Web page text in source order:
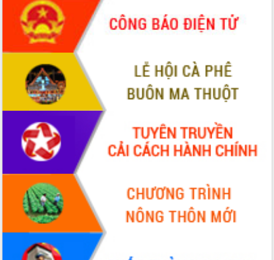
Giai đoạn 2026-2030, Đắk Lắk phấn
đấu có 77% xã đạt chuẩn nông thôn
Chuyển đổi số 'mở đường' cho nông
nghiệp Đắk Lắk tăng trưởng bứt phá
Triển khai đồng bộ đo đạc, lập hồ sơ
địa chính, hoàn thiện cơ sở dữ liệu đất
Ứng dụng sinh trắc học - Bước tiến
trong hành trình chuyển đổi số tại Đắk
Lắk
Đắk Lắk nâng cao hiệu quả công tác
Đảng từ Sổ tay đảng viên điện tử
Đắk Lắk đẩy mạnh nuôi biển công
nghệ, hướng tới phát triển thủy sản
bền vững
Tập huấn nâng cao năng lực triển khai
chuyển đổi số cho cán bộ, công chức
cấp xã